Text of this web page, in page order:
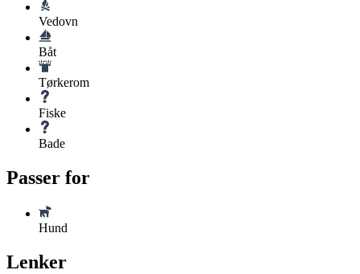
Vedovn
Båt
Tørkerom
Fiske
Bade
Passer for
Hund
Lenker